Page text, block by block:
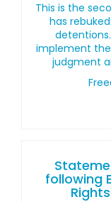
This is the
has
implement
judgment
following